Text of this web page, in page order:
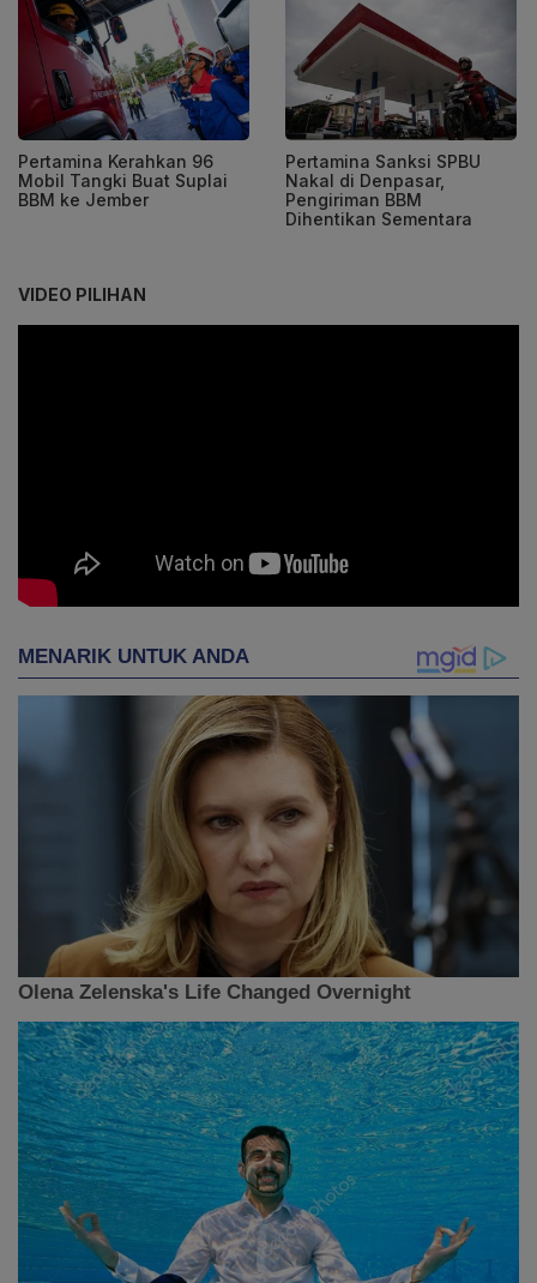
Pertamina Kerahkan 96
Mobil Tangki Buat Suplai
BBM ke Jember
Pertamina Sanksi SPBU
Nakal di Denpasar,
Pengiriman BBM
Dihentikan Sementara
VIDEO PILIHAN